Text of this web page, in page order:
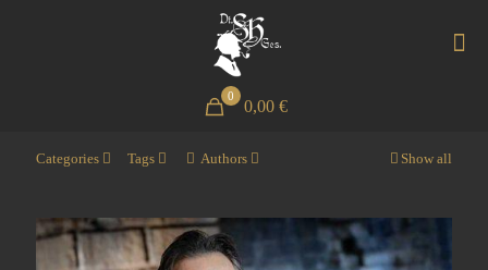
0
0,00 €
Categories Tags Authors Show all